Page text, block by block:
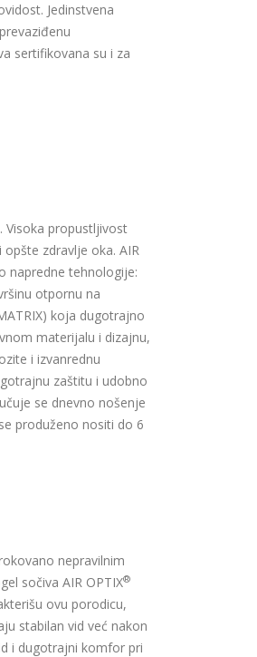
Jedinstvena
sertifikovana su i za
Visoka propustljivost
zdravlje oka. AIR
napredne tehnologije:
otpornu na
koja dugotrajno
materijalu i dizajnu,
i izvanrednu
zaštitu i udobno
se dnevno nošenje
produženo nositi do 6
nepravilnim
sočiva AIR OPTIX®
ovu porodicu,
stabilan vid već nakon
i dugotrajni komfor pri